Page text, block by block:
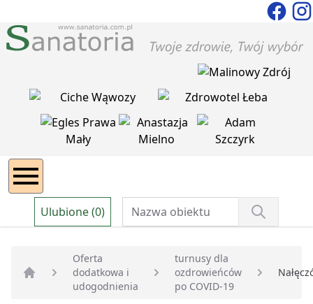
Ulubione (0)
Strona główna
Oferta
dodatkowa i
udogodnienia
turnusy dla
ozdrowieńców
po COVID-19